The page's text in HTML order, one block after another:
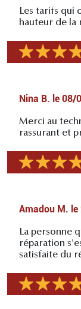
Les tarifs qui
hauteur de la
Nina B. le 08/
Merci au
rassurant et
Amadou M. le
La personne
réparation
satisfaite du